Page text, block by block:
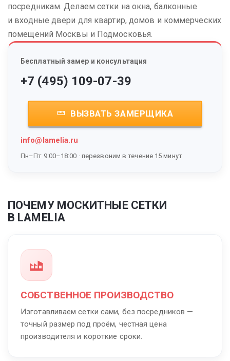
посредникам. Делаем сетки на окна, балконные
и входные двери для квартир, домов и коммерческих
помещений Москвы и Подмосковья.
Бесплатный замер и консультация
+7 (495) 109-07-39
ВЫЗВАТЬ ЗАМЕРЩИКА
info@lamelia.ru
Пн–Пт 9:00–18:00 · перезвоним в течение 15 минут
ПОЧЕМУ МОСКИТНЫЕ СЕТКИ
В LAMELIA
СОБСТВЕННОЕ ПРОИЗВОДСТВО
Изготавливаем сетки сами, без посредников —
точный размер под проём, честная цена
производителя и короткие сроки.